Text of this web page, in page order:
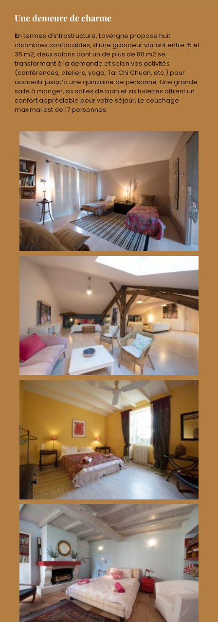
Une demeure de charme
En termes d’infrastructure, Lavergne propose huit
chambres confortables, d’une grandeur variant entre 15 et
35 m2, deux salons dont un de plus de 80 m2 se
transformant à la demande et selon vos activités
(conférences, ateliers, yoga, Tai Chi Chuan, etc.) pour
accueillir jusqu’à une quinzaine de personne. Une grande
salle à manger, six salles de bain et six toilettes offrent un
confort appréciable pour votre séjour. Le couchage
maximal est de 17 personnes.